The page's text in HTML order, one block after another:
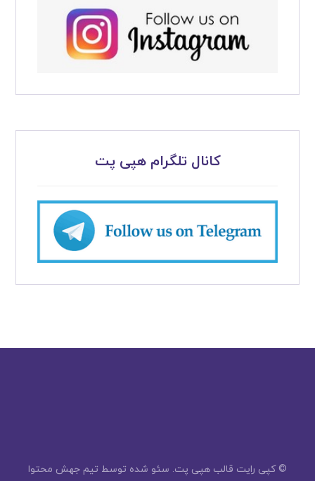
کانال تلگرام هپی پت
© کپی رایت قالب هپی پت. سئو شده توسط تیم جهش محتوا